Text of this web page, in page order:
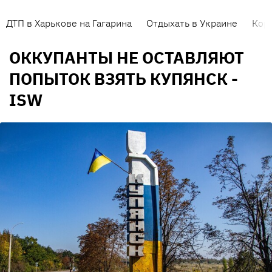
ДТП в Харькове на Гагарина Отдыхать в Украине
ОККУПАНТЫ НЕ ОСТАВЛЯЮТ
ПОПЫТОК ВЗЯТЬ КУПЯНСК -
ISW